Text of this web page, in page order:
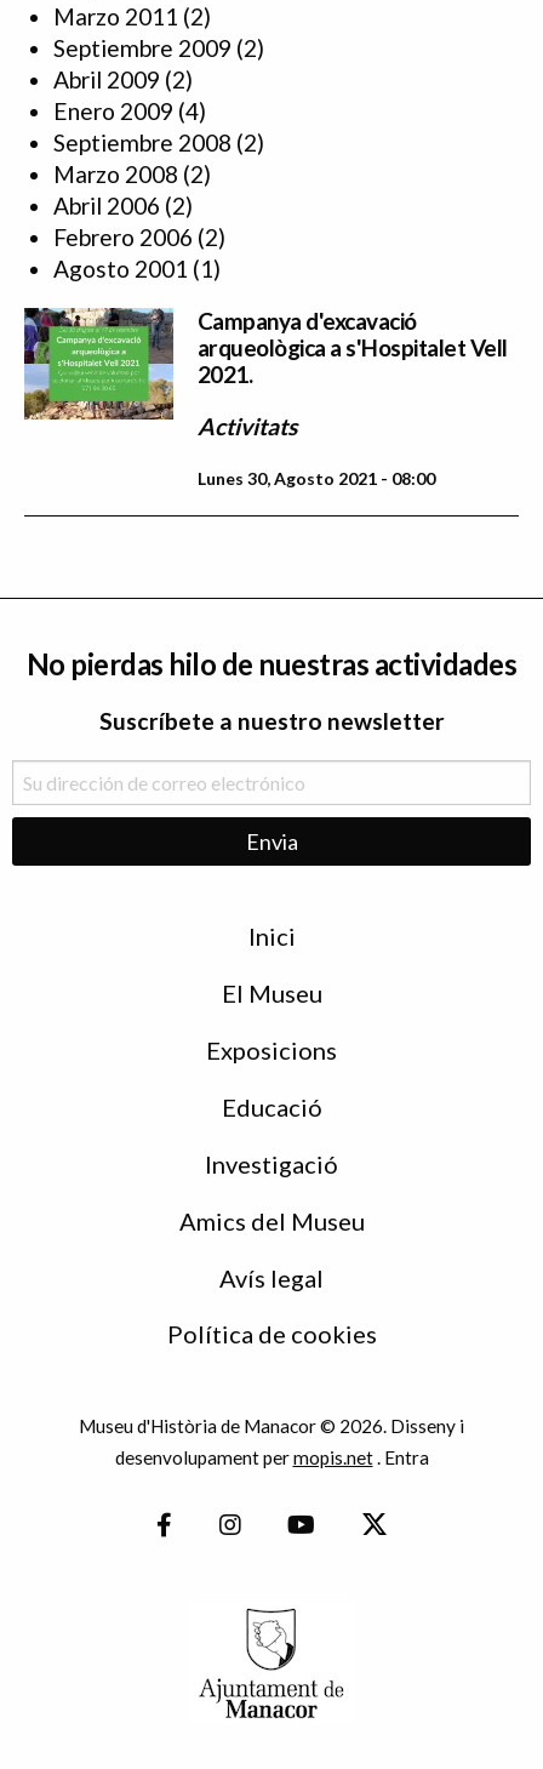
Marzo 2011 (2)
Septiembre 2009 (2)
Abril 2009 (2)
Enero 2009 (4)
Septiembre 2008 (2)
Marzo 2008 (2)
Abril 2006 (2)
Febrero 2006 (2)
Agosto 2001 (1)
Campanya d'excavació
arqueològica a s'Hospitalet Vell
2021.
Activitats
Lunes 30, Agosto 2021 - 08:00
No pierdas hilo de nuestras actividades
Suscríbete a nuestro newsletter
Inici
El Museu
Exposicions
Educació
Investigació
Amics del Museu
Avís legal
Política de cookies
Museu d'Història de Manacor © 2026. Disseny i
desenvolupament permopis.net. Entra